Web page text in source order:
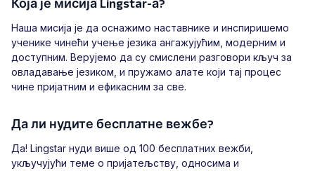
Која је мисија Lingstar-а?
Наша мисија је да оснажимо наставнике и инспиришемо
ученике чинећи учење језика ангажујућим, модерним и
доступним. Верујемо да су смислени разговори кључ за
овладавање језиком, и пружамо алате који тај процес
чине пријатним и ефикасним за све.
Да ли нудите бесплатне вежбе?
Да! Lingstar нуди више од 100 бесплатних вежби,
укључујући теме о пријатељству, односима и